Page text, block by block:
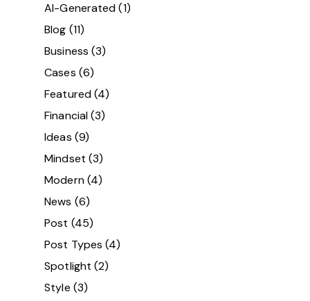
AI-Generated(1)
Blog (11)
Business (3)
Cases (6)
Featured(4)
Financial(3)
Ideas (9)
Mindset (3)
Modern(4)
News (6)
Post (45)
Post Types (4)
Spotlight (2)
Style (3)